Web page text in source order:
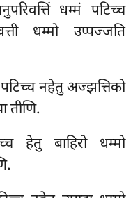
धम्मं पटिच्च
धम्मो उप्पज्जति
नहेतु अज्झत्तिको
तीणि.
हेतु बाहिरो धम्मो